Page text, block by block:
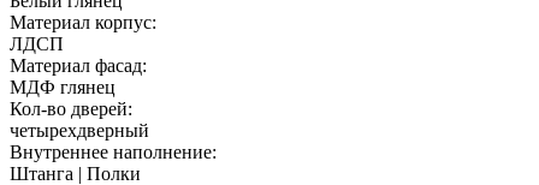
Материал корпус:
ЛДСП
Материал фасад:
МДФ глянец
Кол-во дверей:
четырехдверный
Внутреннее наполнение:
Штанга | Полки